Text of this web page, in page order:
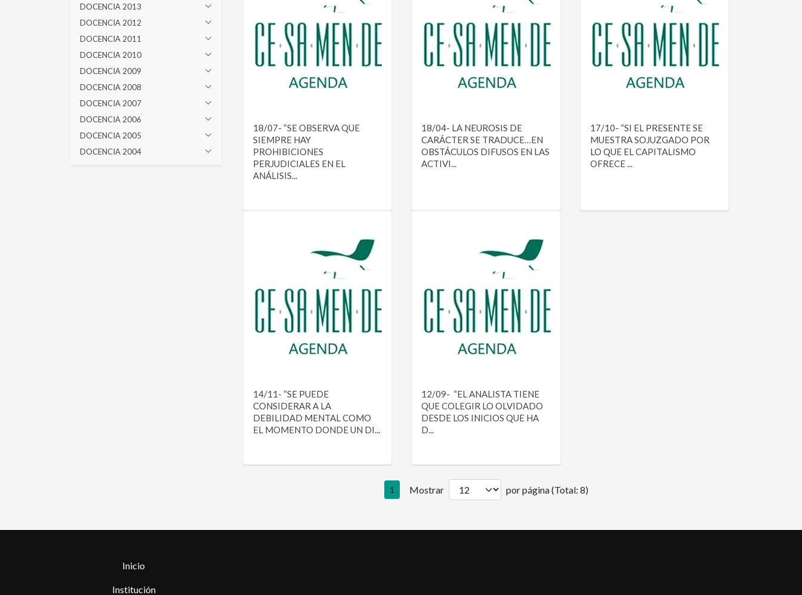
DOCENCIA 2013
DOCENCIA 2012
DOCENCIA 2011
DOCENCIA 2010
DOCENCIA 2009
DOCENCIA 2008
DOCENCIA 2007
DOCENCIA 2006
DOCENCIA 2005
DOCENCIA 2004
18/07- “SE OBSERVA QUE
SIEMPRE HAY
PROHIBICIONES
PERJUDICIALES EN EL
ANÁLISIS...
18/04- LA NEUROSIS DE
CARÁCTER SE TRADUCE…EN
OBSTÁCULOS DIFUSOS EN LAS
ACTIVI...
17/10- “SI EL PRESENTE SE
MUESTRA SOJUZGADO POR
LO QUE EL CAPITALISMO
OFRECE ...
14/11- “SE PUEDE
CONSIDERAR A LA
DEBILIDAD MENTAL COMO
EL MOMENTO DONDE UN DI...
12/09- “EL ANALISTA TIENE
QUE COLEGIR LO OLVIDADO
DESDE LOS INICIOS QUE HA
D...
1 Mostrar por página (Total: 8)
Inicio
Institución